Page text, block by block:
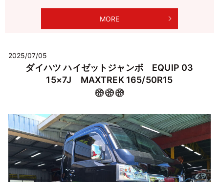
MORE
2025/07/05
ダイハツ ハイゼットジャンボ EQUIP 03
15×7J MAXTREK 165/50R15